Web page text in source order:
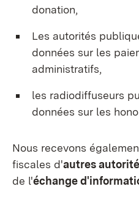
donation,
Les autorités
données sur les
administratifs,
les radiodiffuseurs
données sur les
Nous recevons
fiscales d'autres
de l'échange